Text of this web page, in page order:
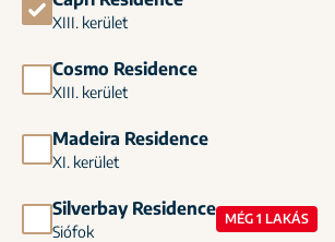
XIII. kerület
Cosmo Residence
XIII. kerület
Madeira Residence
XI. kerület
Silverbay Residence
Siófok
MÉG 1 LAKÁS